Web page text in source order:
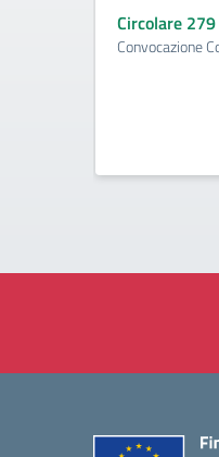
Circolare 279
Convocazione